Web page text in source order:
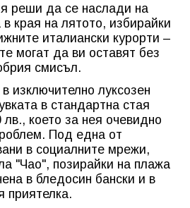
реши да се наслади на
края на лятото, избирайки
италиански курорти –
могат да ви оставят без
смисъл.
изключително луксозен
в стандартна стая
което за нея очевидно
Под една от
в социалните мрежи,
"Чао", позирайки на плажа
в бледосин бански и в
приятелка.